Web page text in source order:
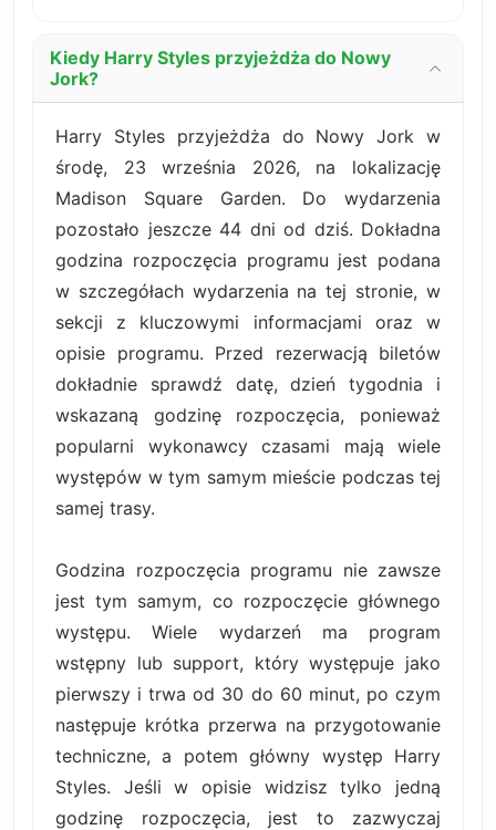
Kiedy Harry Styles przyjeżdża do Nowy
Jork?
Harry Styles przyjeżdża do Nowy Jork w
środę, 23 września 2026, na lokalizację
Madison Square Garden. Do wydarzenia
pozostało jeszcze 44 dni od dziś. Dokładna
godzina rozpoczęcia programu jest podana
w szczegółach wydarzenia na tej stronie, w
sekcji z kluczowymi informacjami oraz w
opisie programu. Przed rezerwacją biletów
dokładnie sprawdź datę, dzień tygodnia i
wskazaną godzinę rozpoczęcia, ponieważ
popularni wykonawcy czasami mają wiele
występów w tym samym mieście podczas tej
samej trasy.
Godzina rozpoczęcia programu nie zawsze
jest tym samym, co rozpoczęcie głównego
występu. Wiele wydarzeń ma program
wstępny lub support, który występuje jako
pierwszy i trwa od 30 do 60 minut, po czym
następuje krótka przerwa na przygotowanie
techniczne, a potem główny występ Harry
Styles. Jeśli w opisie widzisz tylko jedną
godzinę rozpoczęcia, jest to zazwyczaj